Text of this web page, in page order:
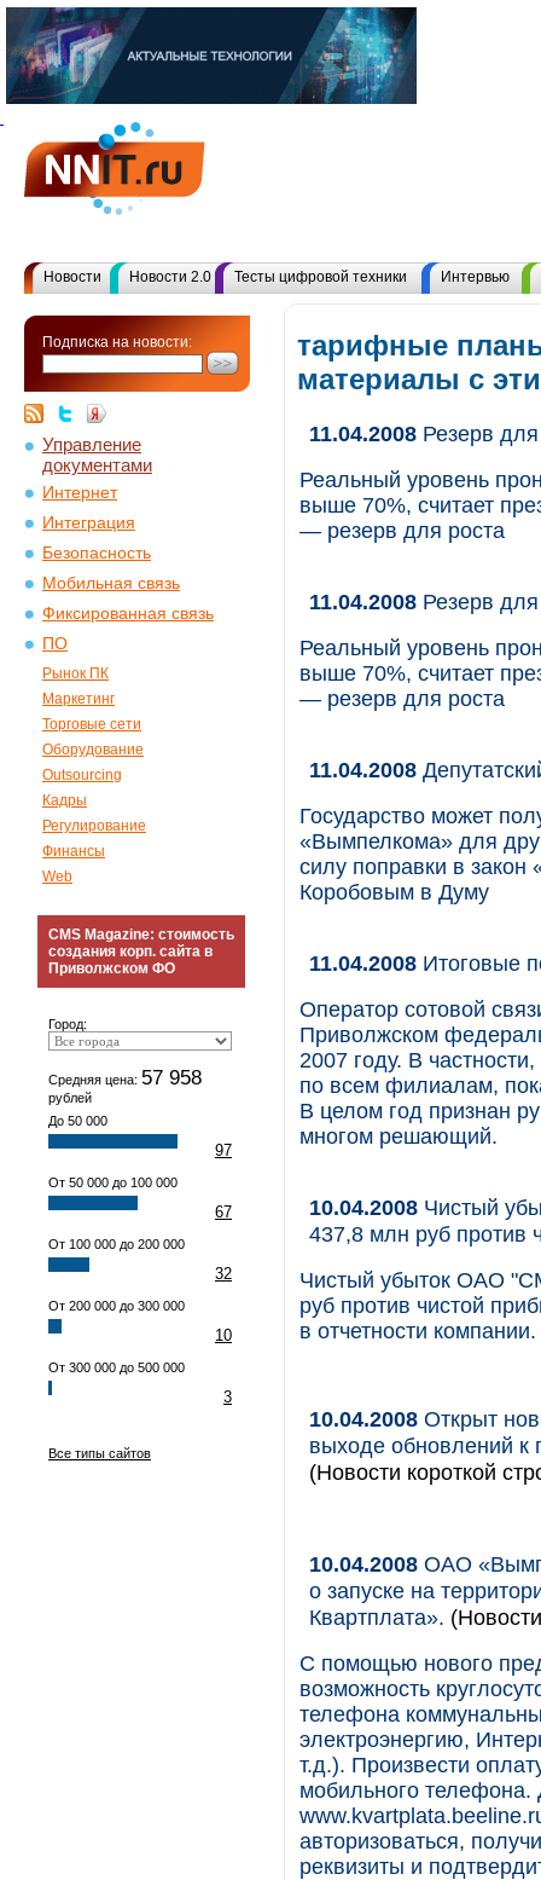
Новости Новости 2.0 Тесты цифровой техники Интервью
Подписка на новости:
Управление
документами
Интернет
Интеграция
Безопасность
Мобильная связь
Фиксированная связь
ПО
Рынок ПК
Маркетинг
Торговые сети
Оборудование
Outsourcing
Кадры
Регулирование
Финансы
Web
CMS Magazine: стоимость
создания корп. сайта в
Приволжском ФО
Город:
Средняя цена: 57 958
рублей
До 50 000
97
От 50 000 до 100 000
67
От 100 000 до 200 000
32
От 200 000 до 300 000
10
От 300 000 до 500 000
3
Все типы сайтов
тарифные
материалы с
11.04.2008 Резерв
Реальный уровень
выше 70%, считает
— резерв для роста
11.04.2008 Резерв
Реальный уровень
выше 70%, считает
— резерв для роста
11.04.2008
Государство может
«Вымпелкома» для
силу поправки в
Коробовым в Думу
11.04.2008 Итоговые
Оператор сотовой
Приволжском
2007 году. В
по всем филиалам,
В целом год признан
многом решающий.
10.04.2008 Чистый
437,8 млн руб против
Чистый убыток ОАО
руб против чистой
в отчетности компании.
10.04.2008 Открыт
выходе обновлений к
(Новости короткой
10.04.2008 ОАО
о запуске на
Квартплата».
С помощью нового
возможность
телефона
электроэнергию,
т.д.). Произвести
мобильного телефона.
авторизоваться,
реквизиты и